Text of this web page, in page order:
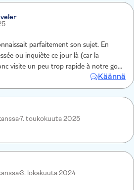
parfaitement son sujet. En
ou inquiète ce jour-là (car la
visite un peu trop rapide à notre goût,
dans les différents espaces duKäännä
7. toukokuuta 2025
3. lokakuuta 2024